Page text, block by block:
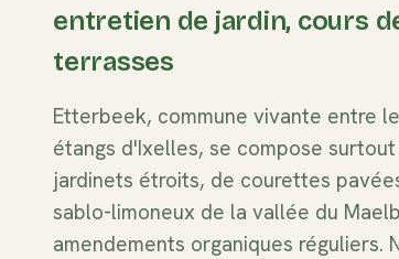
entretien de jardin, cours
terrasses
Etterbeek, commune vivante entre
étangs d'Ixelles, se compose
jardinets étroits, de courettes
sablo-limoneux de la vallée du
amendements organiques réguliers.